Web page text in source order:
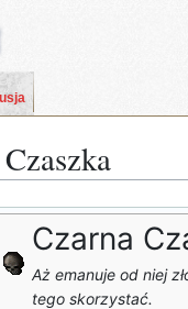
Czarna
Aż emanuje od niej
tego skorzystać.